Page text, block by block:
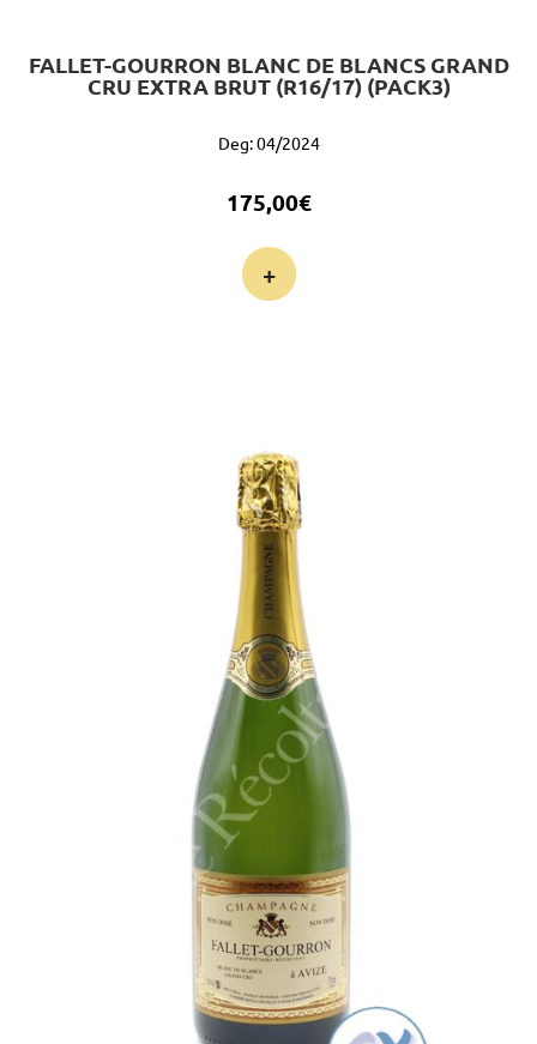
FALLET-GOURRON BLANC DE BLANCS GRAND
CRU EXTRA BRUT (R16/17) (PACK3)
Deg: 04/2024
175,00€
+